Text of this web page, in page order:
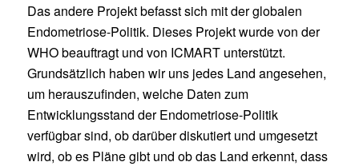
Das andere Projekt befasst sich mit der globalen
Endometriose-Politik. Dieses Projekt wurde von der
WHO beauftragt und von ICMART unterstützt.
Grundsätzlich haben wir uns jedes Land angesehen,
um herauszufinden, welche Daten zum
Entwicklungsstand der Endometriose-Politik
verfügbar sind, ob darüber diskutiert und umgesetzt
wird, ob es Pläne gibt und ob das Land erkennt, dass